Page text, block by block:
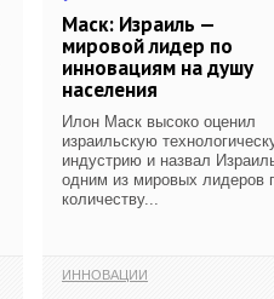
Маск: Израиль —
мировой лидер по
инновациям на душу
населения
Илон Маск высоко оценил
израильскую
индустрию и назвал
одним из мировых лидеров
количеству...
ИННОВАЦИИ